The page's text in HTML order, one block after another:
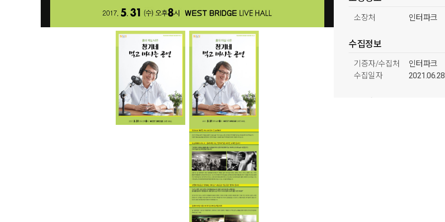
소장처 인터파크
수집정보
기증자/수집처
인터파크
수집일자
2021.06.28
분류정보